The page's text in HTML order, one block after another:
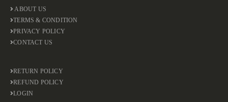
ABOUT US
TERMS & CONDITION
PRIVACY POLICY
CONTACT US
RETURN POLICY
REFUND POLICY
LOGIN